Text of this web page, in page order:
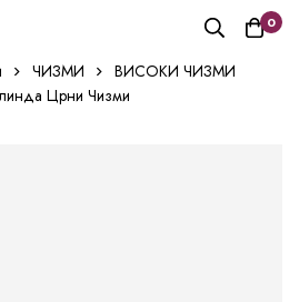
0
ЧИЗМИ
ВИСОКИ ЧИЗМИ
Црни Чизми